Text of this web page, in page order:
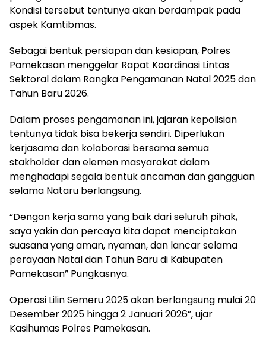
Kondisi tersebut tentunya akan berdampak pada
aspek Kamtibmas.
Sebagai bentuk persiapan dan kesiapan, Polres
Pamekasan menggelar Rapat Koordinasi Lintas
Sektoral dalam Rangka Pengamanan Natal 2025 dan
Tahun Baru 2026.
Dalam proses pengamanan ini, jajaran kepolisian
tentunya tidak bisa bekerja sendiri. Diperlukan
kerjasama dan kolaborasi bersama semua
stakholder dan elemen masyarakat dalam
menghadapi segala bentuk ancaman dan gangguan
selama Nataru berlangsung.
“Dengan kerja sama yang baik dari seluruh pihak,
saya yakin dan percaya kita dapat menciptakan
suasana yang aman, nyaman, dan lancar selama
perayaan Natal dan Tahun Baru di Kabupaten
Pamekasan” Pungkasnya.
Operasi Lilin Semeru 2025 akan berlangsung mulai 20
Desember 2025 hingga 2 Januari 2026”, ujar
Kasihumas Polres Pamekasan.